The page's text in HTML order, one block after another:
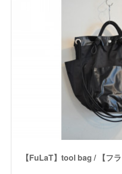
【FuLaT】tool bag / 【フ